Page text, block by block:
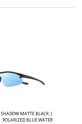
SHADOW MATTE BLACK |
POLARIZED BLUE WATER